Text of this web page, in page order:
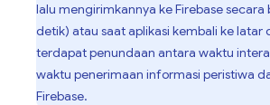
lalu mengirimkannya ke Firebase secara
detik) atau saat aplikasi kembali ke latar
terdapat penundaan antara waktu
waktu penerimaan informasi peristiwa
Firebase.